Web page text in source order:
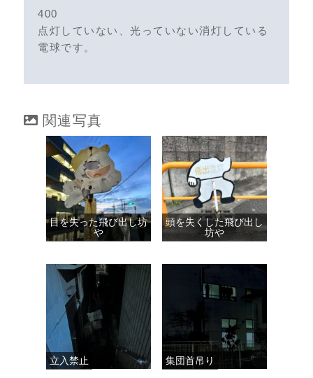
400
点灯していない、光っていない消灯している
電球です。
関連写真
目を失った飛び出し坊
や
頭を失くした飛び出し
坊や
立入禁止 集団首吊り